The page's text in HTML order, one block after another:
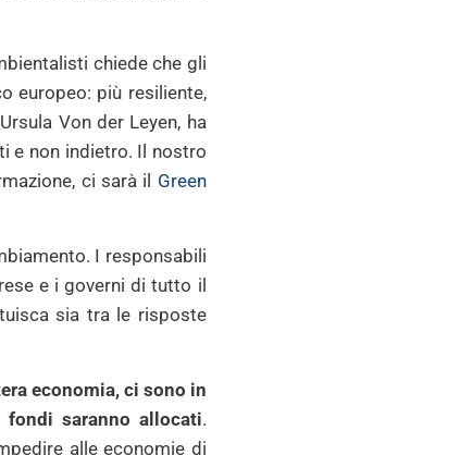
chiede che gli
europeo: più resiliente,
Von der Leyen, ha
e non indietro. Il nostro
ci sarà il Green
I responsabili
e i governi di tutto il
sia tra le risposte
economia, ci sono in
saranno allocati.
alle economie di